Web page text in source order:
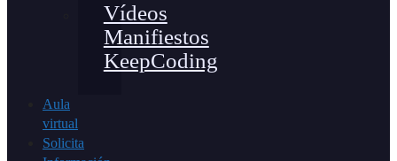
Vídeos
Manifiestos
KeepCoding
Aula
virtual
Solicita